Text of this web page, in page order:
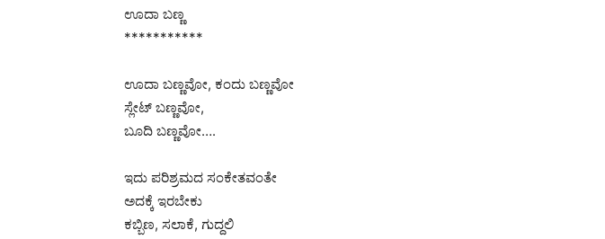
ಊದಾ ಬಣ್ಣ
***********
ಊದಾ ಬಣ್ಣವೋ, ಕಂದು ಬಣ್ಣವೋ
ಸ್ಲೇಟ್ ಬಣ್ಣವೋ,
ಬೂದಿ ಬಣ್ಣವೋ….
ಇದು ಪರಿಶ್ರಮದ ಸಂಕೇತವಂತೇ
ಅದಕ್ಕೆ ಇರಬೇಕು
ಕಬ್ಬಿಣ, ಸಲಾಕೆ, ಗುದ್ದಲಿ